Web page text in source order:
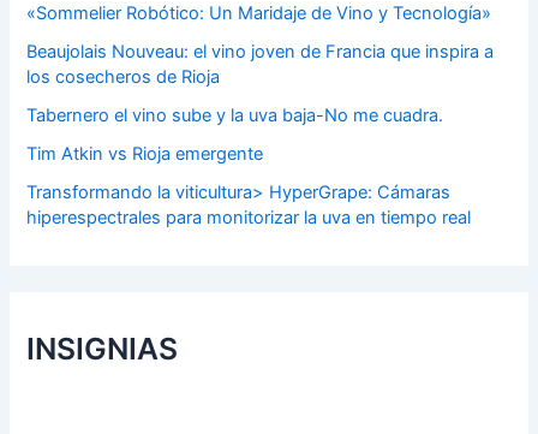
«Sommelier Robótico: Un Maridaje de Vino y Tecnología»
Beaujolais Nouveau: el vino joven de Francia que inspira a
los cosecheros de Rioja
Tabernero el vino sube y la uva baja-No me cuadra.
Tim Atkin vs Rioja emergente
Transformando la viticultura> HyperGrape: Cámaras
hiperespectrales para monitorizar la uva en tiempo real
INSIGNIAS